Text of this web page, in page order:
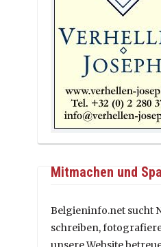
Mitmachen und
Belgieninfo.net sucht
schreiben,